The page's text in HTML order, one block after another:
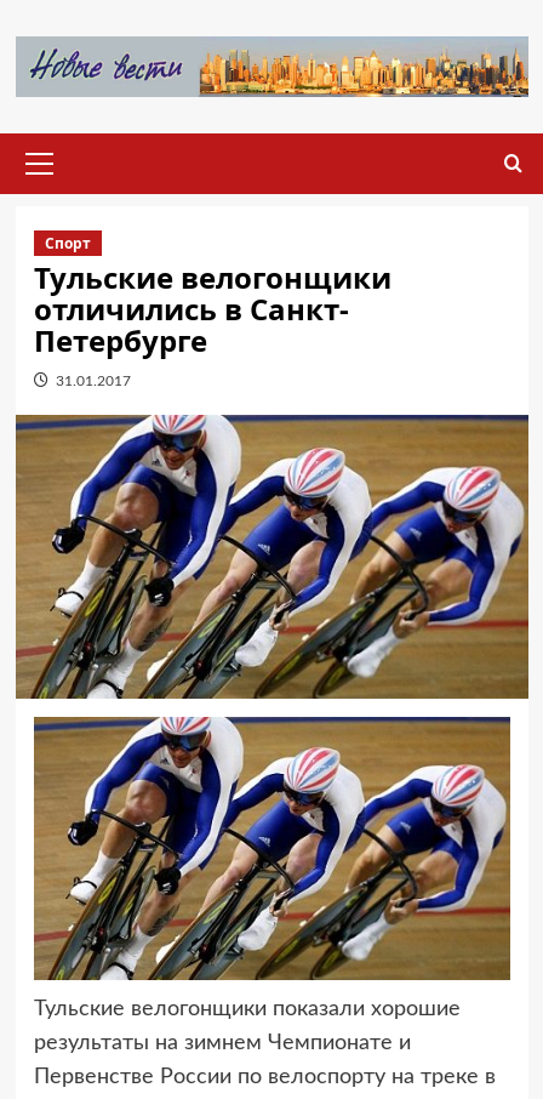
содержимому
меню
Спорт
Тульские велогонщики
отличились в Санкт-
Петербурге
31.01.2017
Тульские велогонщики показали хорошие
результаты на зимнем Чемпионате и
Первенстве России по велоспорту на треке в